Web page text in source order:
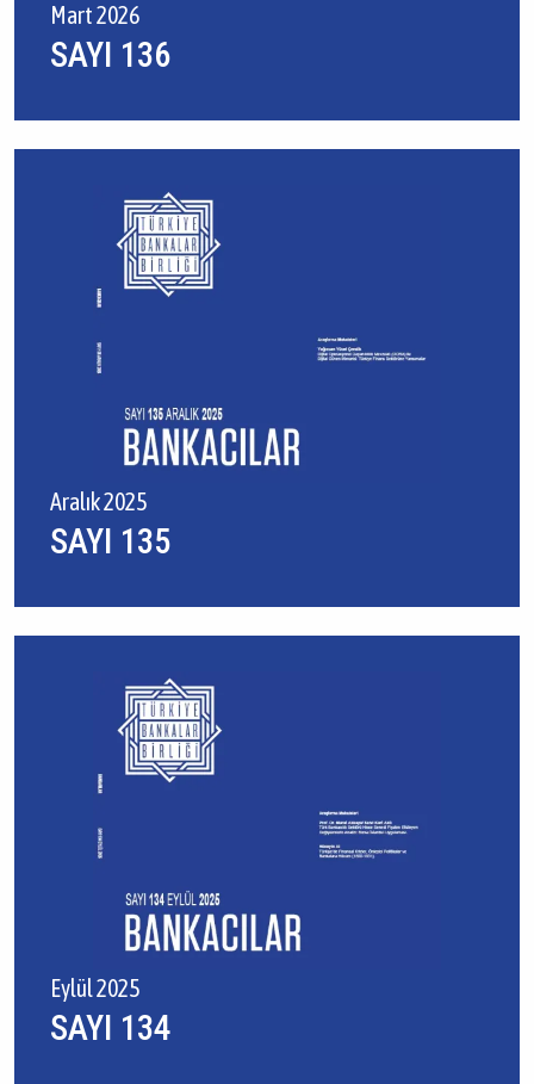
Mart 2026
SAYI 136
Aralık 2025
SAYI 135
Eylül 2025
SAYI 134